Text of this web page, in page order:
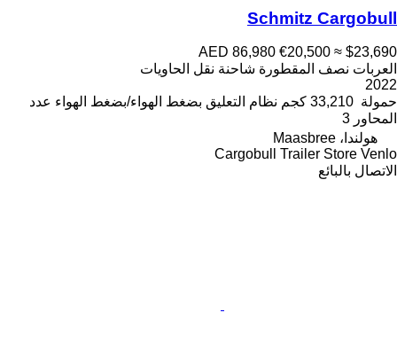
Schmitz Cargobull
AED 86,980 €20,500 ≈ $23,690
العربات نصف المقطورة شاحنة نقل الحاويات
2022
حمولة 33,210 كجم نظام التعليق بضغط الهواء/بضغط الهواء عدد
المحاور 3
هولندا، Maasbree
Cargobull Trailer Store Venlo
الاتصال بالبائع